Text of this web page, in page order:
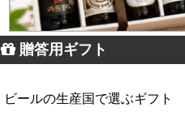
贈答用ギフト
ビールの生産国で選ぶギフト